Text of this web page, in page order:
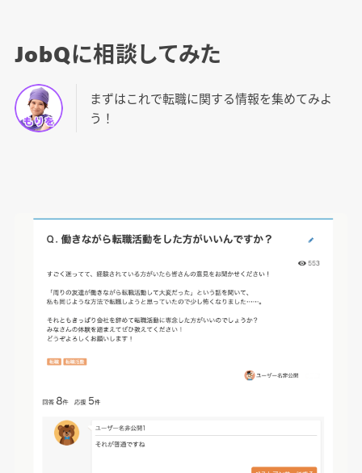
JobQに相談してみた
まずはこれで転職に関する情報を集めてみよ
う！